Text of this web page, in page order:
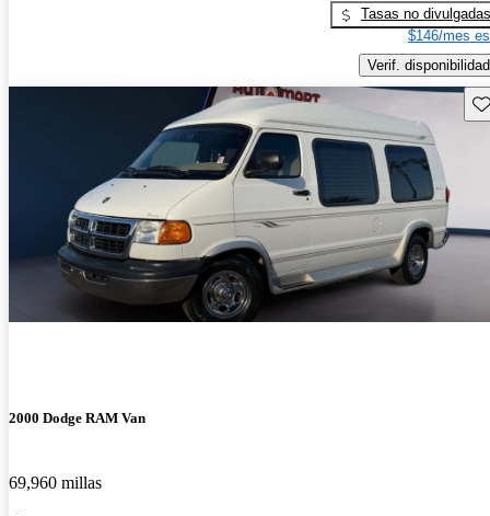
Tasas no divulgadas
$146/mes
Verif. disponibilidad
2000 Dodge RAM Van
69,960 millas